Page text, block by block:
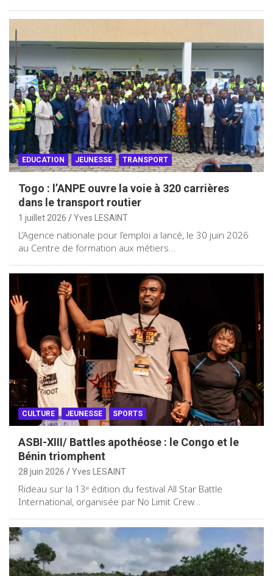
EDUCATION JEUNESSE TRANSPORT
Togo : l’ANPE ouvre la voie à 320 carrières
dans le transport routier
1 juillet 2026 Yves LESAINT
L’Agence nationale pour l’emploi a lancé, le 30 juin 2026
au Centre de formation aux métiers…
CULTURE JEUNESSE SPORTS
ASBI-XIII/ Battles apothéose : le Congo et le
Bénin triomphent
28 juin 2026 Yves LESAINT
Rideau sur la 13ᵉ édition du festival All Star Battle
International, organisée par No Limit Crew…